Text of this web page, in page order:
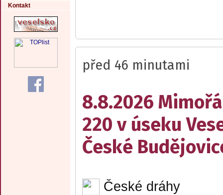
Kontakt
před 46 minutami
8.8.2026
220 v úseku
České
České dráhy